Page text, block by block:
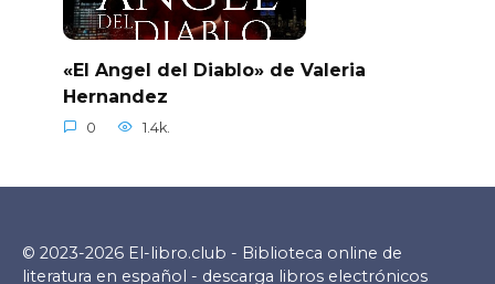
«El Angel del Diablo» de Valeria
Hernandez
0 1.4k.
© 2023-2026 El-libro.club - Biblioteca online de
literatura en español - descarga libros electrónicos